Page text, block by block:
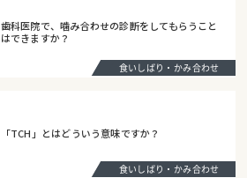
歯科医院で、噛み合わせの診断をしてもらうこと
はできますか？
食いしばり・かみ合わせ
「TCH」とはどういう意味ですか？
食いしばり・かみ合わせ